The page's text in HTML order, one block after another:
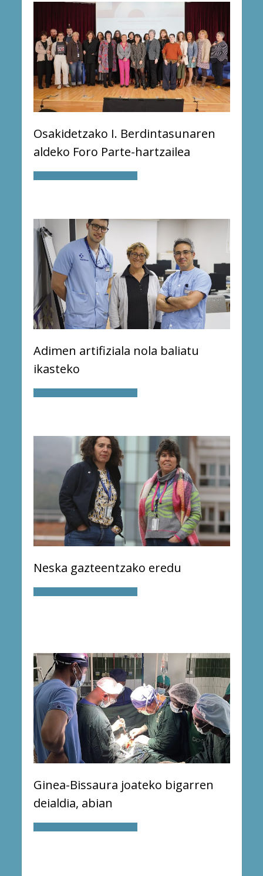
Osakidetzako I. Berdintasunaren
aldeko Foro Parte-hartzailea
Adimen artifiziala nola baliatu
ikasteko
Neska gazteentzako eredu
Ginea-Bissaura joateko bigarren
deialdia, abian